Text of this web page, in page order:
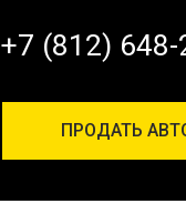
+7 (812) 648-
ПРОДАТЬ